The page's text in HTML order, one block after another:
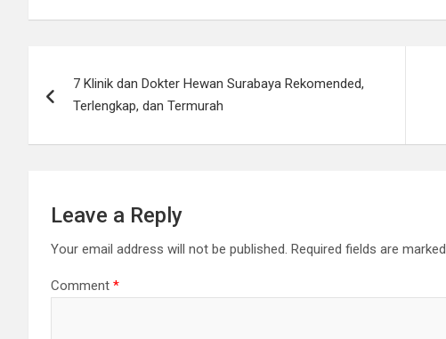
navigation
7 Klinik dan Dokter Hewan Surabaya Rekomended,
Terlengkap, dan Termurah
Leave a Reply
Your email address will not be published. Required fields are marked
Comment *